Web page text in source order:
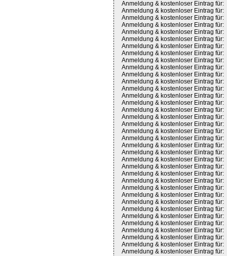
Anmeldung & kostenloser Eintrag für:
Anmeldung & kostenloser Eintrag für:
Anmeldung & kostenloser Eintrag für:
Anmeldung & kostenloser Eintrag für:
Anmeldung & kostenloser Eintrag für:
Anmeldung & kostenloser Eintrag für:
Anmeldung & kostenloser Eintrag für:
Anmeldung & kostenloser Eintrag für:
Anmeldung & kostenloser Eintrag für:
Anmeldung & kostenloser Eintrag für:
Anmeldung & kostenloser Eintrag für:
Anmeldung & kostenloser Eintrag für:
Anmeldung & kostenloser Eintrag für:
Anmeldung & kostenloser Eintrag für:
Anmeldung & kostenloser Eintrag für:
Anmeldung & kostenloser Eintrag für:
Anmeldung & kostenloser Eintrag für:
Anmeldung & kostenloser Eintrag für:
Anmeldung & kostenloser Eintrag für:
Anmeldung & kostenloser Eintrag für:
Anmeldung & kostenloser Eintrag für:
Anmeldung & kostenloser Eintrag für:
Anmeldung & kostenloser Eintrag für:
Anmeldung & kostenloser Eintrag für:
Anmeldung & kostenloser Eintrag für:
Anmeldung & kostenloser Eintrag für:
Anmeldung & kostenloser Eintrag für:
Anmeldung & kostenloser Eintrag für:
Anmeldung & kostenloser Eintrag für:
Anmeldung & kostenloser Eintrag für:
Anmeldung & kostenloser Eintrag für:
Anmeldung & kostenloser Eintrag für:
Anmeldung & kostenloser Eintrag für:
Anmeldung & kostenloser Eintrag für:
Anmeldung & kostenloser Eintrag für:
Anmeldung & kostenloser Eintrag für: